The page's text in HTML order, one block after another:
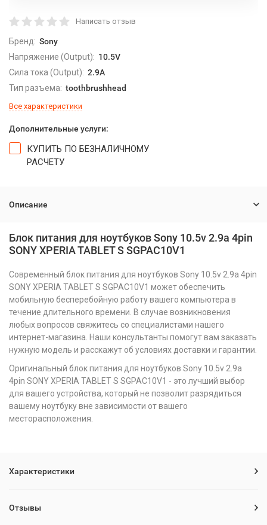
Написать отзыв
Бренд: Sony
Напряжение (Output): 10.5V
Сила тока (Output): 2.9A
Тип разъема: toothbrushhead
Все характеристики
Дополнительные услуги:
КУПИТЬ ПО БЕЗНАЛИЧНОМУ
РАСЧЕТУ
Описание
Блок питания для ноутбуков Sony 10.5v 2.9a 4pin
SONY XPERIA TABLET S SGPAC10V1
Современный блок питания для ноутбуков Sony 10.5v 2.9a 4pin
SONY XPERIA TABLET S SGPAC10V1 может обеспечить
мобильную бесперебойную работу вашего компьютера в
течение длительного времени. В случае возникновения
любых вопросов свяжитесь со специалистами нашего
интернет-магазина. Наши консультанты помогут вам заказать
нужную модель и расскажут об условиях доставки и гарантии.
Оригинальный блок питания для ноутбуков Sony 10.5v 2.9a
4pin SONY XPERIA TABLET S SGPAC10V1 - это лучший выбор
для вашего устройства, который не позволит разрядиться
вашему ноутбуку вне зависимости от вашего
месторасположения.
Характеристики
Отзывы